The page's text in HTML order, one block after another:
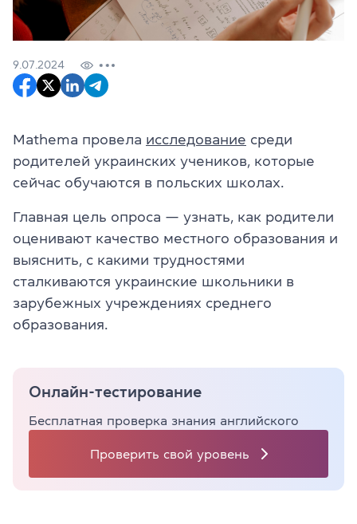
9.07.2024
Mathema провела исследование среди
родителей украинских учеников, которые
сейчас обучаются в польских школах.
Главная цель опроса — узнать, как родители
оценивают качество местного образования и
выяснить, с какими трудностями
сталкиваются украинские школьники в
зарубежных учреждениях среднего
образования.
Онлайн-тестирование
Бесплатная проверка знания английского
Проверить свой уровень